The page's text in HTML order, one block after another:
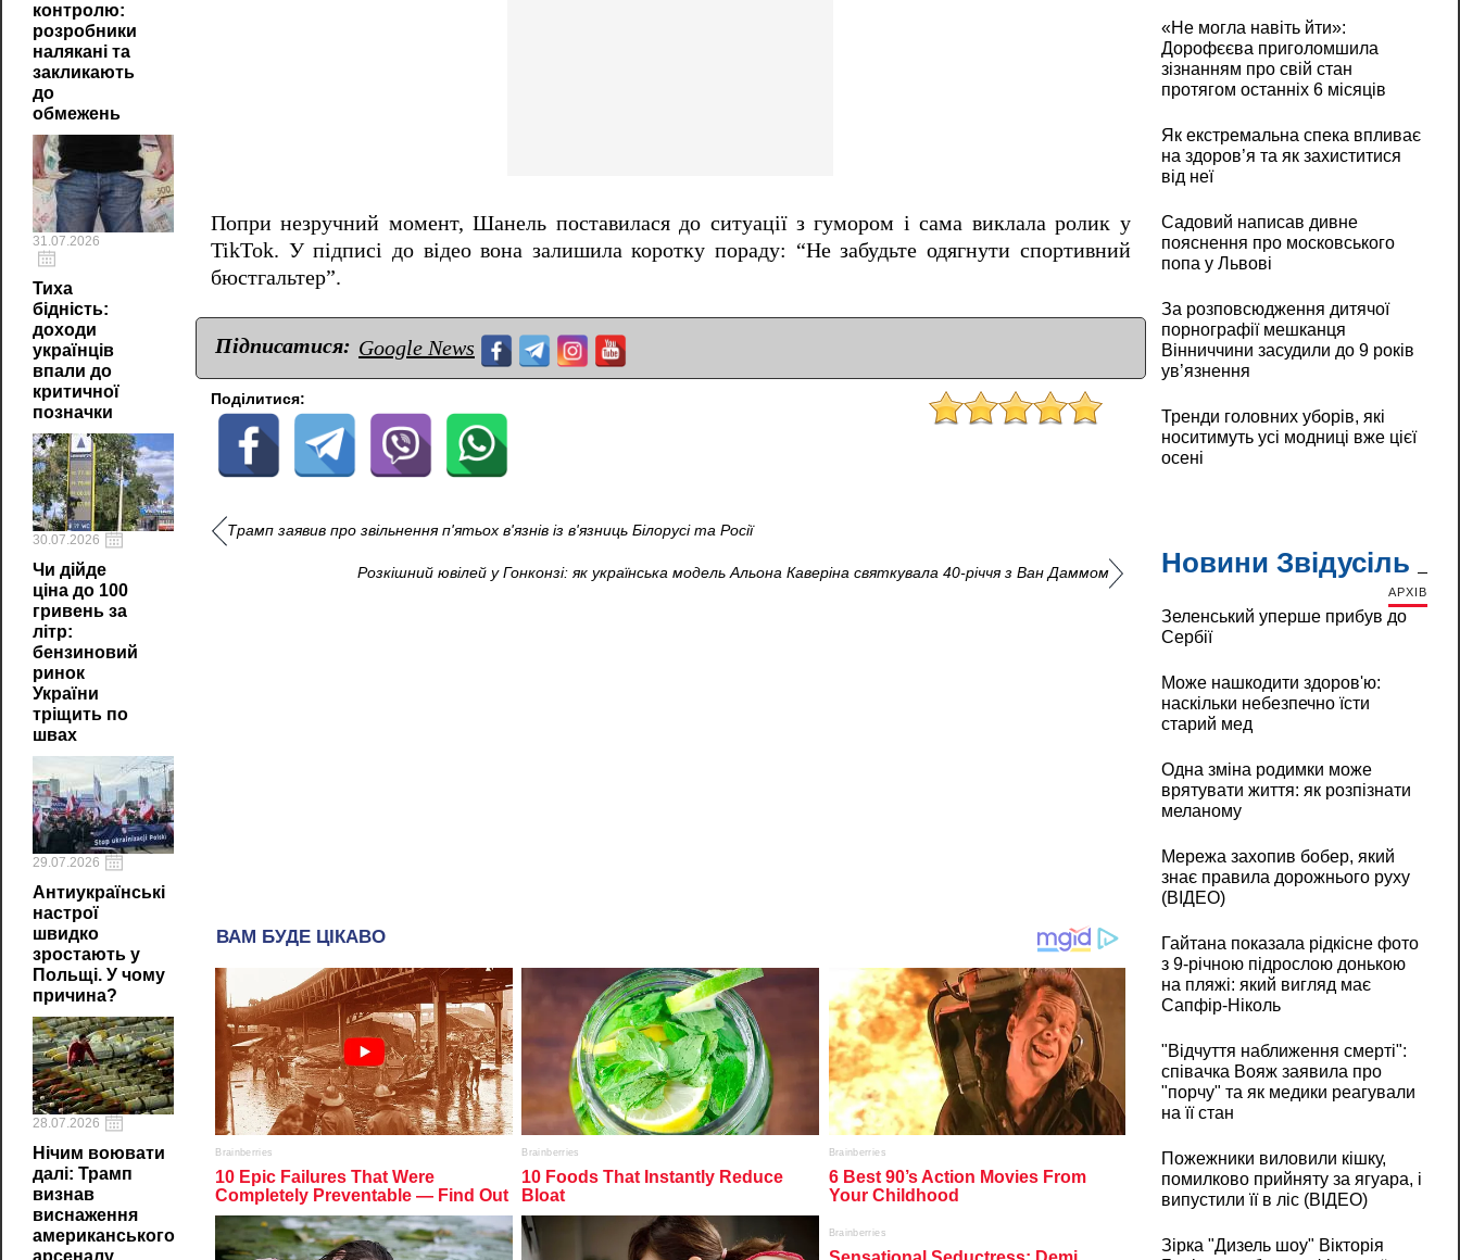
контролю:
розробники
налякані та
закликають
до
обмежень
31.07.2026
Тиха
бідність:
доходи
українців
впали до
критичної
позначки
30.07.2026
Чи дійде
ціна до 100
гривень за
літр:
бензиновий
ринок
України
тріщить по
швах
29.07.2026
Антиукраїнські
настрої
швидко
зростають у
Польщі. У чому
причина?
28.07.2026
Нічим воювати
далі: Трамп
визнав
виснаження
американського
арсеналу
Попри незручний момент, Шанель поставилася до ситуації з гумором і сама виклала ролик у
TikTok. У підписі до відео вона залишила коротку пораду: “Не забудьте одягнути спортивний
бюстгальтер”.
Підписатися: Google News
Поділитися:
Трамп заявив про звільнення п'ятьох в'язнів із в'язниць Білорусі та Росії
Розкішний ювілей у Гонконзі: як українська модель Альона Каверіна святкувала 40-річчя з Ван Даммом
«Не могла навіть йти»:
Дорофєєва приголомшила
зізнанням про свій стан
протягом останніх 6 місяців
Як екстремальна спека впливає
на здоров’я та як захиститися
від неї
Садовий написав дивне
пояснення про московського
попа у Львові
За розповсюдження дитячої
порнографії мешканця
Вінниччини засудили до 9 років
ув’язнення
Тренди головних уборів, які
носитимуть усі модниці вже цієї
осені
Новини Звідусіль
АРХІВ
Зеленський уперше прибув до
Сербії
Може нашкодити здоров'ю:
наскільки небезпечно їсти
старий мед
Одна зміна родимки може
врятувати життя: як розпізнати
меланому
Мережа захопив бобер, який
знає правила дорожнього руху
(ВІДЕО)
Гайтана показала рідкісне фото
з 9-річною підрослою донькою
на пляжі: який вигляд має
Сапфір-Ніколь
"Відчуття наближення смерті":
співачка Вояж заявила про
"порчу" та як медики реагували
на її стан
Пожежники виловили кішку,
помилково прийняту за ягуара, і
випустили її в ліс (ВІДЕО)
Зірка "Дизель шоу" Вікторія